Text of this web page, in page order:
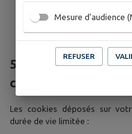
site"
Gérez vos préférences
5. Durée de
cookies
Les cookies déposés sur
durée de vie limitée :
Mesure d'audience
REFUSER